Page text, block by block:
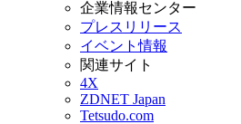
企業情報センター
プレスリリース
イベント情報
関連サイト
4X
ZDNET Japan
Tetsudo.com